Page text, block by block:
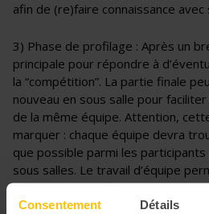
Consentement Détails
afin de (re)faire connaissance
3) Phase de profilage : Après un
principale pour répondre à
la “compétition”. La partie finale
nouveau en sous salle pour
de la même équipe. Attention,
marquer : chaque équipe devra
que possible parmi les
sous salles. Le travail d’équipe
maximum de profils.